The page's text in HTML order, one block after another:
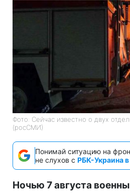
Фото: Сейчас известно о двух
(росСМИ)
Понимай ситуацию на
не слухов с РБК-Украина
Ночью 7 августа